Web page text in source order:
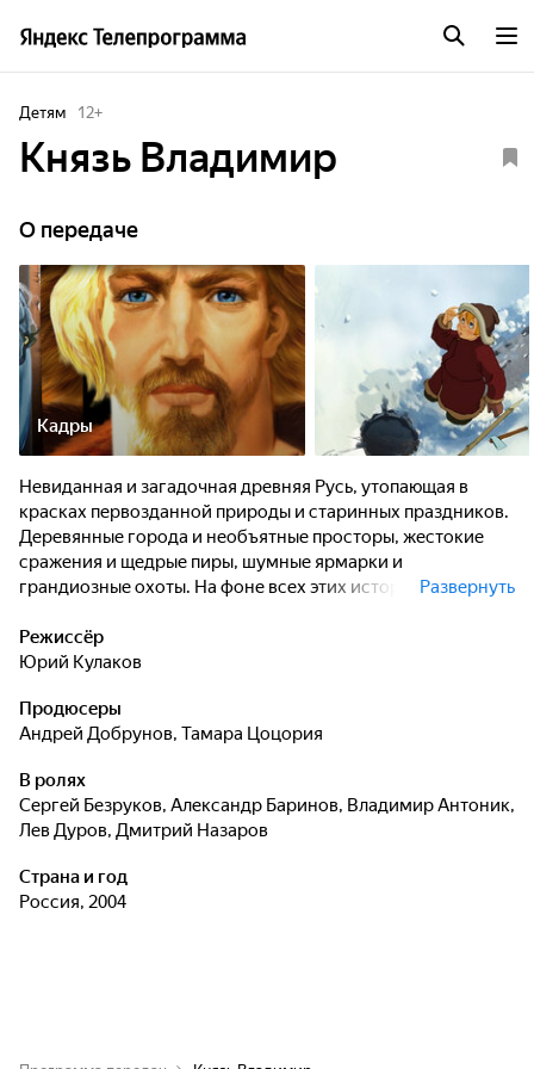
Детям 12+
Князь Владимир
О передаче
Кадры
Невиданная и загадочная древняя Русь, утопающая в
красках первозданной природы и старинных праздников.
Деревянные города и необъятные просторы, жестокие
сражения и щедрые пиры, шумные ярмарки и
грандиозные охоты. На фоне всех этих исторических
дружба и рождается первая любовь...
Развернуть
Режиссёр
Юрий Кулаков
Продюсеры
Андрей Добрунов, Тамара Цоцория
В ролях
Сергей Безруков, Александр Баринов, Владимир Антоник,
Лев Дуров, Дмитрий Назаров
Страна и год
Россия, 2004